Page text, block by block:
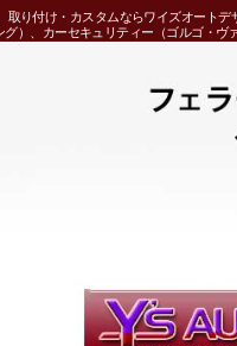
り付け・カスタムならワイズオート
）、カーセキュリティー（ゴルゴ・